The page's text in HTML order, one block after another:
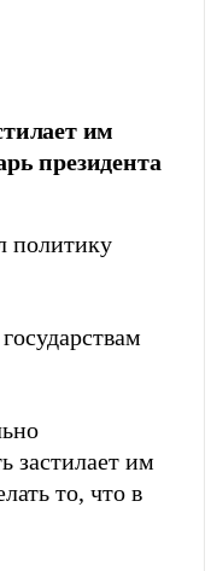
им
президента
политику
застилает им
то, что в